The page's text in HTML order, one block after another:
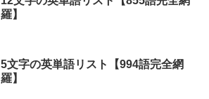
羅】
5文字の英単語リスト【994語完全網
羅】